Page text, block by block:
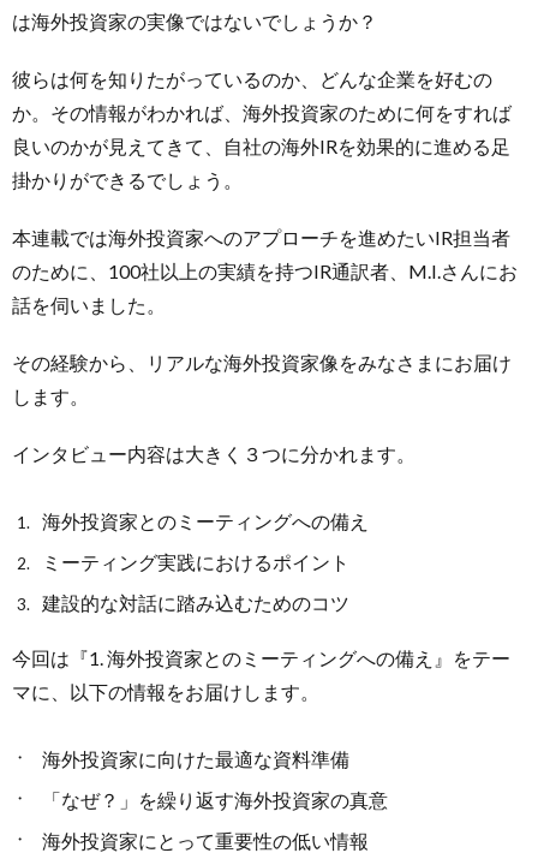
は海外投資家の実像ではないでしょうか？
彼らは何を知りたがっているのか、どんな企業を好むの
か。その情報がわかれば、海外投資家のために何をすれば
良いのかが見えてきて、自社の海外IRを効果的に進める足
掛かりができるでしょう。
本連載では海外投資家へのアプローチを進めたいIR担当者
のために、100社以上の実績を持つIR通訳者、M.I.さんにお
話を伺いました。
その経験から、リアルな海外投資家像をみなさまにお届け
します。
インタビュー内容は大きく３つに分かれます。
海外投資家とのミーティングへの備え
ミーティング実践におけるポイント
建設的な対話に踏み込むためのコツ
今回は『1. 海外投資家とのミーティングへの備え』をテー
マに、以下の情報をお届けします。
海外投資家に向けた最適な資料準備
「なぜ？」を繰り返す海外投資家の真意
海外投資家にとって重要性の低い情報